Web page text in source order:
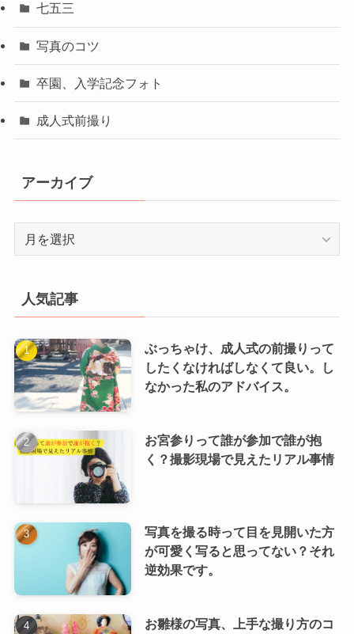
七五三
写真のコツ
卒園、入学記念フォト
成人式前撮り
アーカイブ
ブ
人気記事
ぶっちゃけ、成人式の前撮りって
したくなければしなくて良い。し
なかった私のアドバイス。
お宮参りって誰が参加で誰が抱
く？撮影現場で見えたリアル事情
写真を撮る時って目を見開いた方
が可愛く写ると思ってない？それ
逆効果です。
お雛様の写真、上手な撮り方のコ